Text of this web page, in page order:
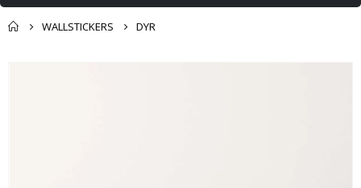
WALLSTICKERS DYR